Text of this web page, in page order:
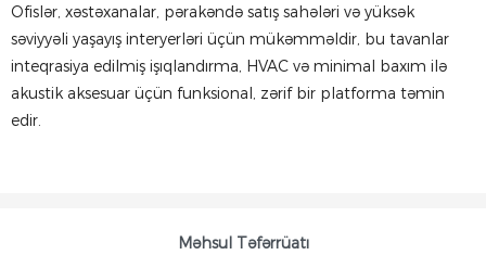
Ofislər, xəstəxanalar, pərakəndə satış sahələri və yüksək
səviyyəli yaşayış interyerləri üçün mükəmməldir, bu tavanlar
inteqrasiya edilmiş işıqlandırma, HVAC və minimal baxım ilə
akustik aksesuar üçün funksional, zərif bir platforma təmin
edir.
Məhsul Təfərrüatı